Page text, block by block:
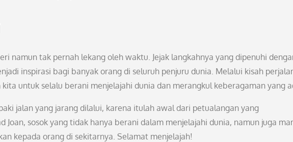
namun tak pernah lekang oleh waktu. Jejak langkahnya yang dipenuhi
inspirasi bagi banyak orang di seluruh penjuru dunia. Melalui kisah
kita untuk selalu berani menjelajahi dunia dan merangkul keberagaman yang
jalan yang jarang dilalui, karena itulah awal dari petualangan yang
Joan, sosok yang tidak hanya berani dalam menjelajahi dunia, namun juga
kepada orang di sekitarnya. Selamat menjelajah!